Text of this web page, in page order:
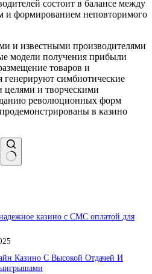
состоит в балансе между
и формированием неповторимого
и известными производителями
модели получения прибыли
товаров и
генерируют симбиотические
и творческими
революционных форм
в казино
казино с СМС оплатой для
Казино С Высокой Отдачей И